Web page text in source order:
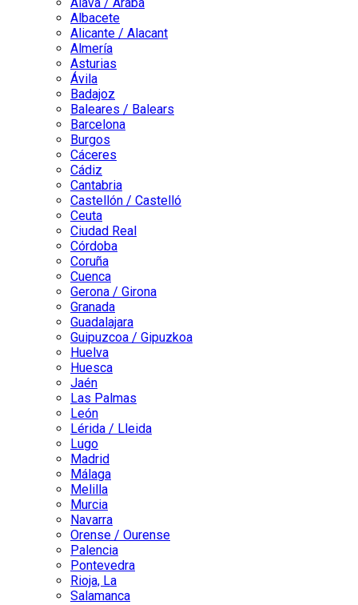
Albacete
Alicante / Alacant
Almería
Asturias
Ávila
Badajoz
Baleares / Balears
Barcelona
Burgos
Cáceres
Cádiz
Cantabria
Castellón / Castelló
Ceuta
Ciudad Real
Córdoba
Coruña
Cuenca
Gerona / Girona
Granada
Guadalajara
Guipuzcoa / Gipuzkoa
Huelva
Huesca
Jaén
Las Palmas
León
Lérida / Lleida
Lugo
Madrid
Málaga
Melilla
Murcia
Navarra
Orense / Ourense
Palencia
Pontevedra
Rioja, La
Salamanca